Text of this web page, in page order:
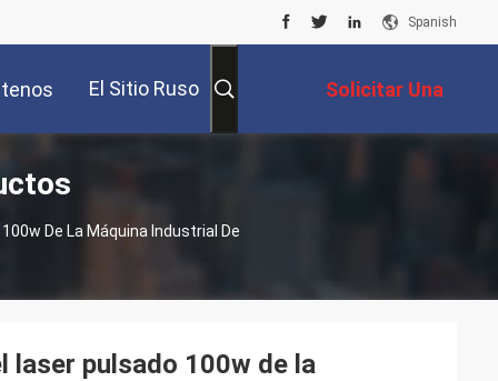
Spanish
El Sitio Ruso Solicitar Una
Cotización
De La Máquina Industrial De
laser pulsado 100w de la